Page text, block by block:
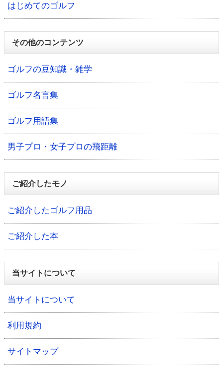
はじめてのゴルフ
その他のコンテンツ
ゴルフの豆知識・雑学
ゴルフ名言集
ゴルフ用語集
男子プロ・女子プロの飛距離
ご紹介したモノ
ご紹介したゴルフ用品
ご紹介した本
当サイトについて
当サイトについて
利用規約
サイトマップ